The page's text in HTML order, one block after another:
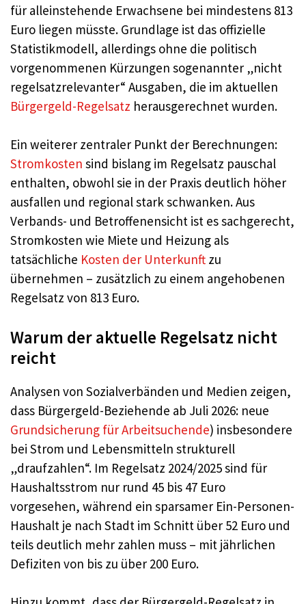
für alleinstehende Erwachsene bei mindestens 813
Euro liegen müsste. Grundlage ist das offizielle
Statistikmodell, allerdings ohne die politisch
vorgenommenen Kürzungen sogenannter „nicht
regelsatzrelevanter“ Ausgaben, die im aktuellen
Bürgergeld-Regelsatz herausgerechnet wurden.
Ein weiterer zentraler Punkt der Berechnungen:
Stromkosten sind bislang im Regelsatz pauschal
enthalten, obwohl sie in der Praxis deutlich höher
ausfallen und regional stark schwanken. Aus
Verbands- und Betroffenensicht ist es sachgerecht,
Stromkosten wie Miete und Heizung als
tatsächliche Kosten der Unterkunft zu
übernehmen – zusätzlich zu einem angehobenen
Regelsatz von 813 Euro.
Warum der aktuelle Regelsatz nicht
reicht
Analysen von Sozialverbänden und Medien zeigen,
dass Bürgergeld-Beziehende ab Juli 2026: neue
Grundsicherung für Arbeitsuchende) insbesondere
bei Strom und Lebensmitteln strukturell
„draufzahlen“. Im Regelsatz 2024/2025 sind für
Haushaltsstrom nur rund 45 bis 47 Euro
vorgesehen, während ein sparsamer Ein-Personen-
Haushalt je nach Stadt im Schnitt über 52 Euro und
teils deutlich mehr zahlen muss – mit jährlichen
Defiziten von bis zu über 200 Euro.